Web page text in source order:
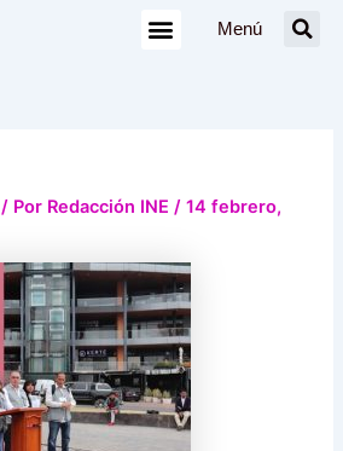
Menú
/ Por Redacción INE/14 febrero,